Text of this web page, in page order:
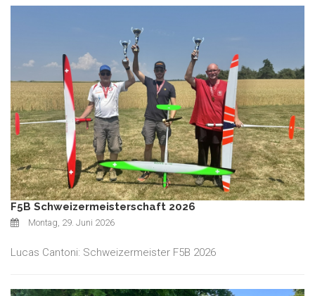
F5B Schweizermeisterschaft 2026
Montag, 29. Juni 2026
Lucas Cantoni: Schweizermeister F5B 2026